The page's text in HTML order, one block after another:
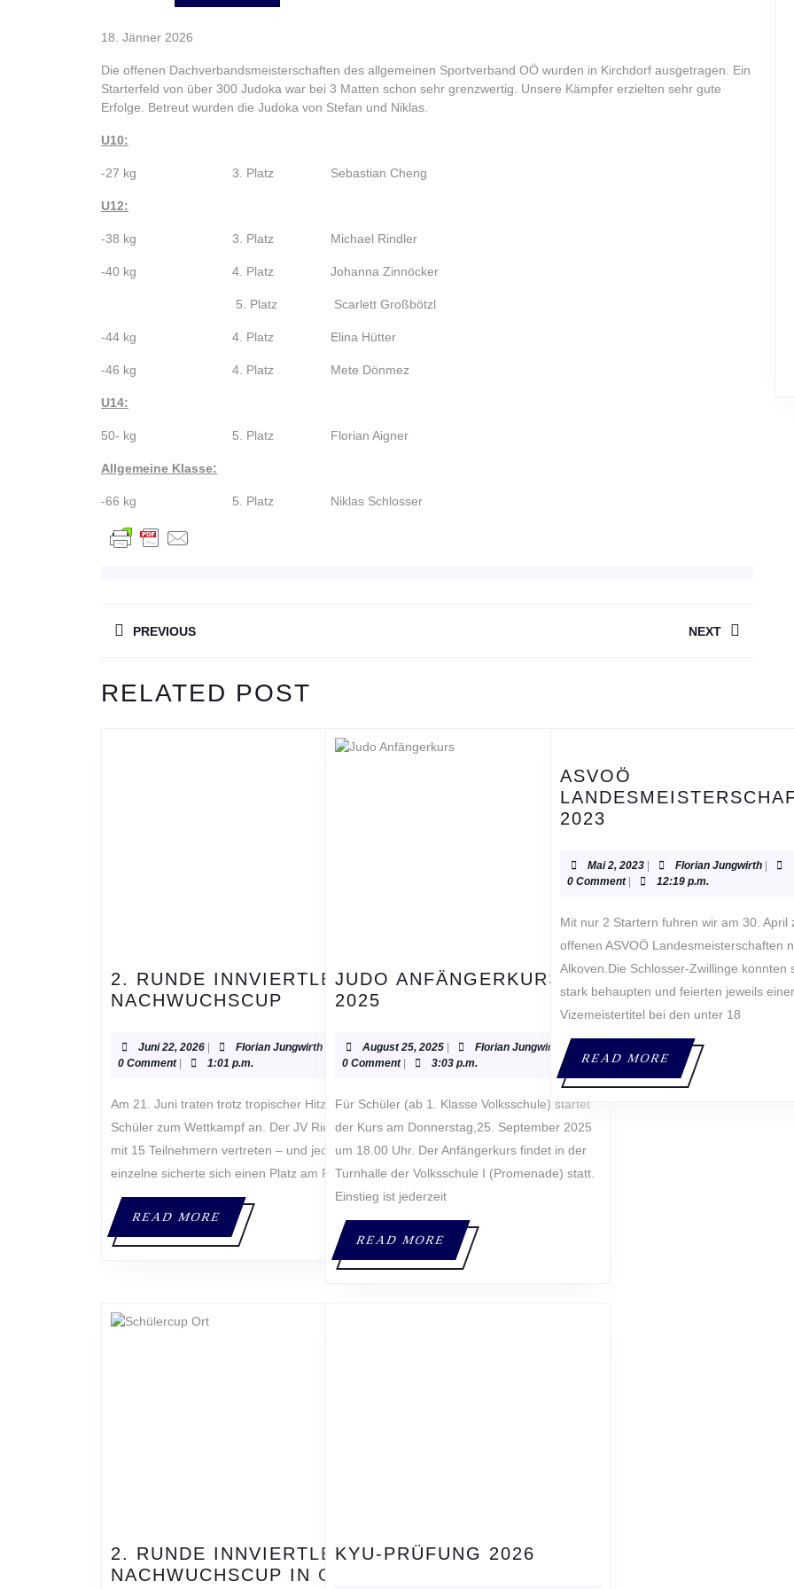
18. Jänner 2026
Die offenen Dachverbandsmeisterschaften des allgemeinen Sportverband OÖ wurden in Kirchdorf ausgetragen. Ein
Starterfeld von über 300 Judoka war bei 3 Matten schon sehr grenzwertig. Unsere Kämpfer erzielten sehr gute
Erfolge. Betreut wurden die Judoka von Stefan und Niklas.
U10:
-27 kg 3. Platz Sebastian Cheng
U12:
-38 kg 3. Platz Michael Rindler
-40 kg 4. Platz Johanna Zinnöcker
5. Platz Scarlett Großbötzl
-44 kg 4. Platz Elina Hütter
-46 kg 4. Platz Mete Dönmez
U14:
50- kg 5. Platz Florian Aigner
Allgemeine Klasse:
-66 kg 5. Platz Niklas Schlosser
PREVIOUS
post:
NEXT
RELATED POST
2. RUNDE INNVIERTLER
NACHWUCHSCUP
INNVIERTLER
NACHWUCHSCUP
Juni 22, 2026Juni
22,
| Florian JungwirthFlorian
Jungwirth
0 Comment | 1:01 p.m.
Am 21. Juni traten trotz tropischer Hitze 110
Schüler zum Wettkampf an. Der JV Ried war
mit 15 Teilnehmern vertreten – und jeder
einzelne sicherte sich einen Platz am Podest.
READ MOREREAD
MORE
JUDO ANFÄNGERKURS
2025
2025
August 25, 2025August
25,
| Florian Jungwirth
Florian
Jungwirth
|
0 Comment | 3:03 p.m.
Für Schüler (ab 1. Klasse Volksschule) startet
der Kurs am Donnerstag,25. September 2025
um 18.00 Uhr. Der Anfängerkurs findet in der
Turnhalle der Volksschule I (Promenade) statt.
Einstieg ist jederzeit
READ MOREREAD
MORE
ASVOÖ
2023
2023
Mai 2, 2023Mai
2,
| Florian JungwirthFlorian
|
0 Comment | 12:19 p.m.
Mit nur 2 Startern fuhren wir am 30. April zu den
offenen ASVOÖ Landesmeisterschaften
Alkoven.Die Schlosser-Zwillinge konnten
stark behaupten und feierten jeweils
Vizemeistertitel bei den unter 18
READ MOREREAD
MORE
2. RUNDE INNVIERTLER
NACHWUCHSCUP IN ORT
KYU-PRÜFUNG 2026